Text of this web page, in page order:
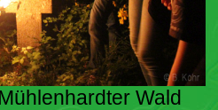
Wald